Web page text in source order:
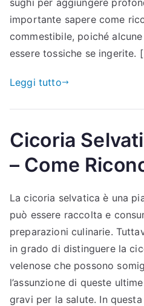
sughi per aggiungere
importante sapere come
commestibile, poiché
essere tossiche se ingerite.
Leggi tutto
Cicoria
– Come
La cicoria selvatica è una
può essere raccolta e
preparazioni culinarie.
in grado di distinguere la
velenose che possono
l’assunzione di queste
gravi per la salute. In